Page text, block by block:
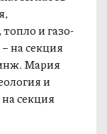
и газо-
на секция
Мария
и
секция